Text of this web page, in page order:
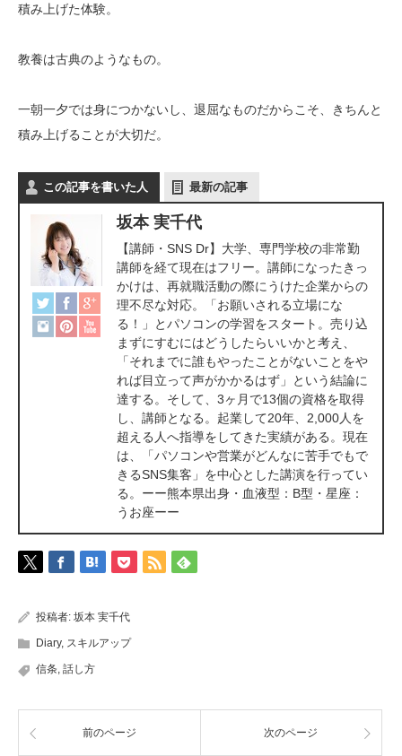
積み上げた体験。
教養は古典のようなもの。
一朝一夕では身につかないし、退屈なものだからこそ、きちんと
積み上げることが大切だ。
この記事を書いた人 最新の記事
坂本 実千代
【講師・SNS Dr】大学、専門学校の非常勤
講師を経て現在はフリー。講師になったきっ
かけは、再就職活動の際にうけた企業からの
理不尽な対応。「お願いされる立場にな
る！」とパソコンの学習をスタート。売り込
まずにすむにはどうしたらいいかと考え、
「それまでに誰もやったことがないことをや
れば目立って声がかかるはず」という結論に
達する。そして、3ヶ月で13個の資格を取得
し、講師となる。起業して20年、2,000人を
超える人へ指導をしてきた実績がある。現在
は、「パソコンや営業がどんなに苦手でもで
きるSNS集客」を中心とした講演を行ってい
る。ーー熊本県出身・血液型：B型・星座：
うお座ーー
投稿者: 坂本 実千代
Diary, スキルアップ
信条 話し方
前のページ 次のページ